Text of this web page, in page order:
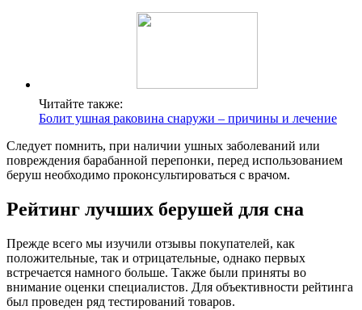
Читайте также:
Болит ушная раковина снаружи – причины и лечение
Следует помнить, при наличии ушных заболеваний или
повреждения барабанной перепонки, перед использованием
беруш необходимо проконсультироваться с врачом.
Рейтинг лучших берушей для сна
Прежде всего мы изучили отзывы покупателей, как
положительные, так и отрицательные, однако первых
встречается намного больше. Также были приняты во
внимание оценки специалистов. Для объективности рейтинга
был проведен ряд тестирований товаров.